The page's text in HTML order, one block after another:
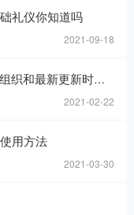
礼仪你知道吗
2021-09-18
，在reference list里要怎么写
2021-02-22
用方法
2021-03-30